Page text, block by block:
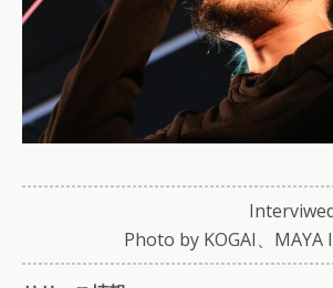
Photo by KOGAI、MAYA